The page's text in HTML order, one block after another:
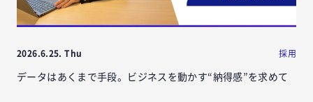
2026.6.25. Thu 採用
データはあくまで手段。ビジネスを動かす“納得感”を求めて